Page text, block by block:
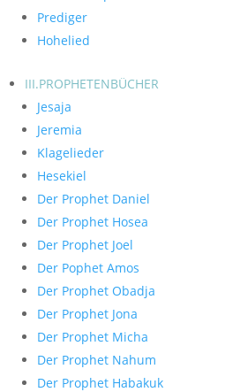
Prediger
Hohelied
III.PROPHETENBÜCHER
Jesaja
Jeremia
Klagelieder
Hesekiel
Der Prophet Daniel
Der Prophet Hosea
Der Prophet Joel
Der Pophet Amos
Der Prophet Obadja
Der Prophet Jona
Der Prophet Micha
Der Prophet Nahum
Der Prophet Habakuk